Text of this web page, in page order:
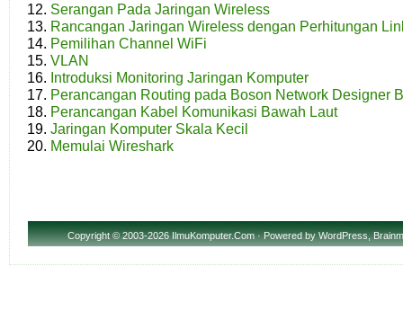
Serangan Pada Jaringan Wireless
Rancangan Jaringan Wireless dengan Perhitungan
Pemilihan Channel WiFi
VLAN
Introduksi Monitoring Jaringan Komputer
Perancangan Routing pada Boson Network Designer
Perancangan Kabel Komunikasi Bawah Laut
Jaringan Komputer Skala Kecil
Memulai Wireshark
Copyright© 2003-2026 IlmuKomputer.Com · Powered byWordPress,